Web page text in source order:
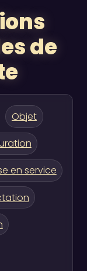
de
Objet
en service